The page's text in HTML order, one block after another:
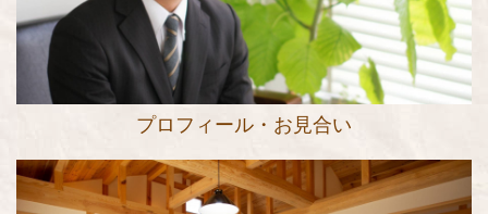
プロフィール・お見合い